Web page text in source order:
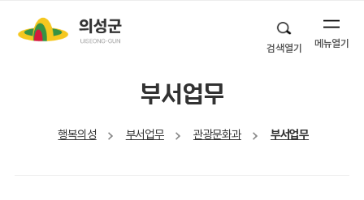
검색열기 메뉴열기
부서업무
행복의성 부서업무 관광문화과 부서업무